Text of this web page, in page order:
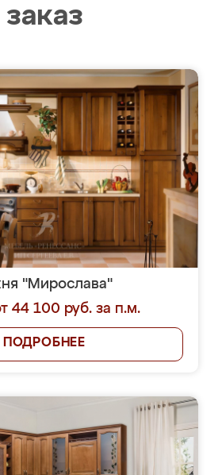
заказ
"Мирослава"
44 100 руб. за п.м.
ПОДРОБНЕЕ